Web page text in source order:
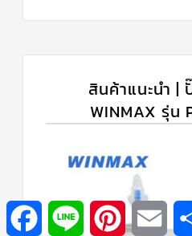
สินค้าแนะนำ |
WINMAX รุ่น
Facebook Line Pinterest